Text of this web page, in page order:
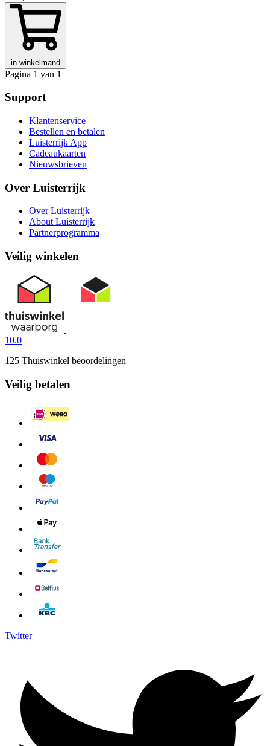
in winkelmand
Pagina 1 van 1
Support
Klantenservice
Bestellen en betalen
Luisterrijk App
Cadeaukaarten
Nieuwsbrieven
Over Luisterrijk
Over Luisterrijk
About Luisterrijk
Partnerprogramma
Veilig winkelen
10.0
125 Thuiswinkel beoordelingen
Veilig betalen
Twitter